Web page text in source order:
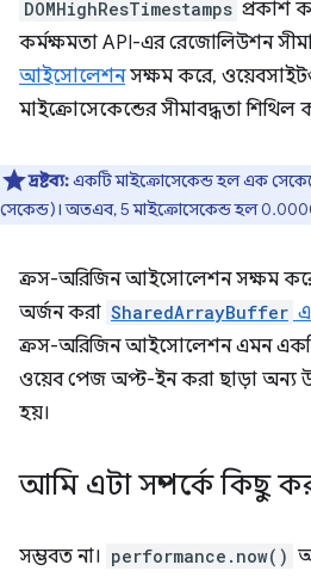
DOMHighResTimestamps প্রকাশ
কর্মক্ষমতা API-এর রেজোলিউশন
আইসোলেশনসক্ষম করে,
মাইক্রোসেকেন্ডের সীমাবদ্ধতা শিথিল
দ্রষ্টব্য:একটি মাইক্রোসেকেন্ড হল এক
সেকেন্ড)। অতএব, 5 মাইক্রোসেকেন্ড হল
ক্রস-অরিজিন আইসোলেশন সক্ষম
অর্জন করা SharedArrayBuffer
ক্রস-অরিজিন আইসোলেশন এমন
ওয়েব পেজ অপ্ট-ইন করা ছাড়া অন্য
হয়।
আমি এটা সম্পর্কে কিছু
সম্ভবত না। performance.now()